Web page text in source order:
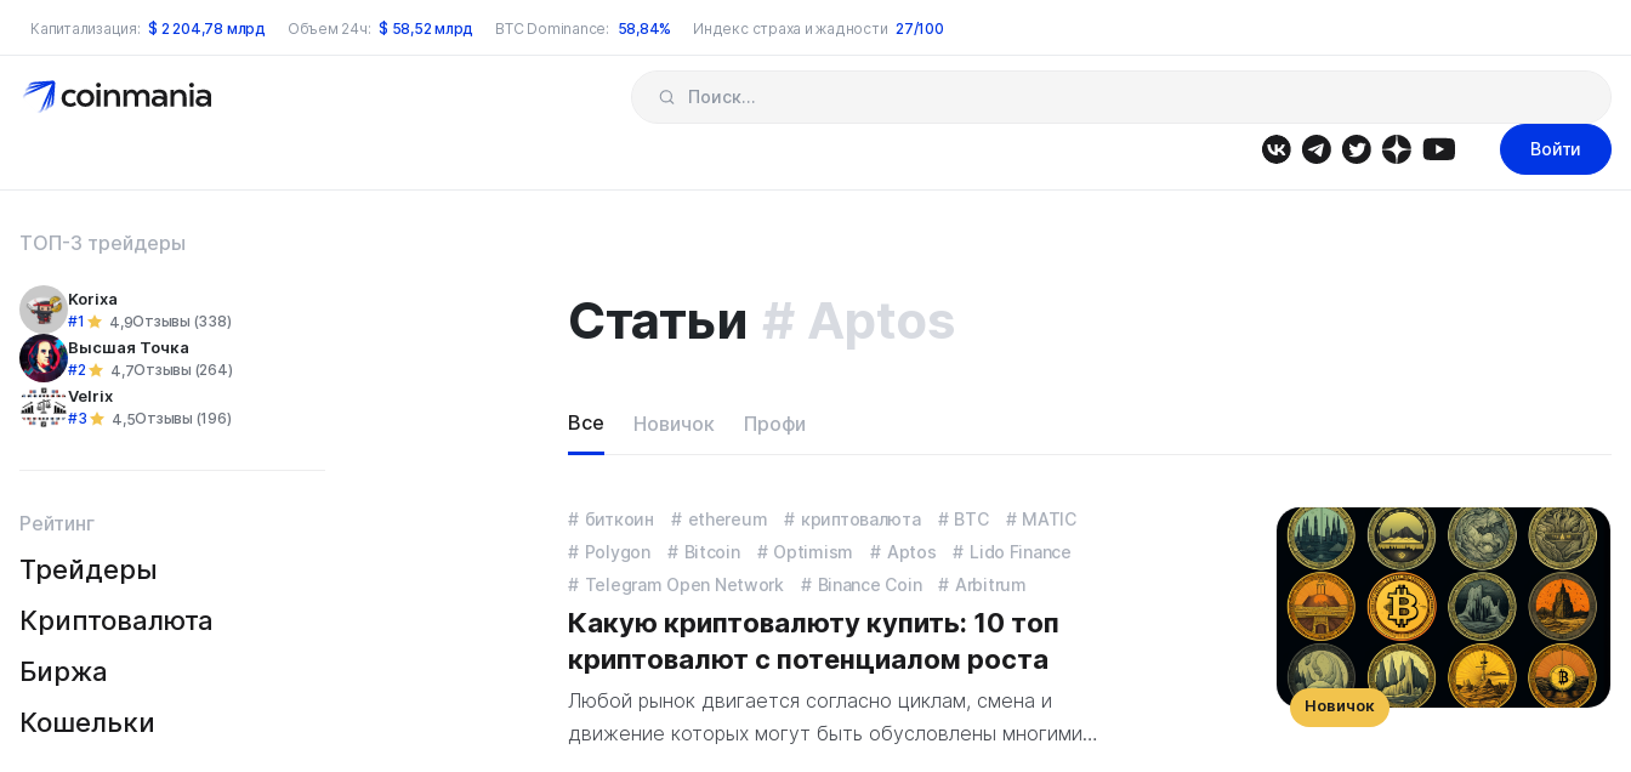
Капитализация: $ 2 204,78 млрд Объем 24ч: $ 58,52 млрд BTC Dominance: 58,84% Индекс страха и жадности 27/100
по сайту
Войти
ТОП-3 трейдеры
Korixa
#1 4,9Отзывы (338)
Высшая Точка
#2 4,7Отзывы (264)
Velrix
#3 4,5Отзывы (196)
Рейтинг
Трейдеры
Криптовалюта
Биржа
Кошельки
Статьи Aptos
Все Новичок Профи
биткоин ethereum криптовалюта BTC
MATIC
Polygon
Bitcoin Optimism Aptos
Lido Finance
Telegram Open Network
Binance Coin Arbitrum
Какую криптовалюту купить: 10 топ
криптовалют с потенциалом роста
Любой рынок двигается согласно циклам, смена и
движение которых могут быть обусловлены многими…
Новичок